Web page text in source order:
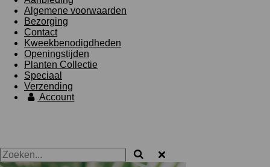
Algemene voorwaarden
Bezorging
Contact
Kweekbenodigdheden
Openingstijden
Planten Collectie
Speciaal
Verzending
Account